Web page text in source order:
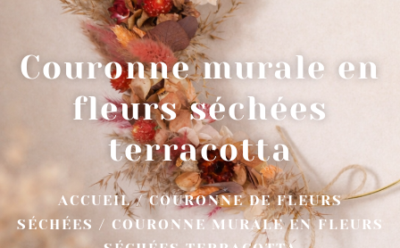
Couronne murale en
fleurs séchées
terracotta
ACCUEIL/COURONNE DE FLEURS
SÉCHÉES / COURONNE MURALE EN FLEURS